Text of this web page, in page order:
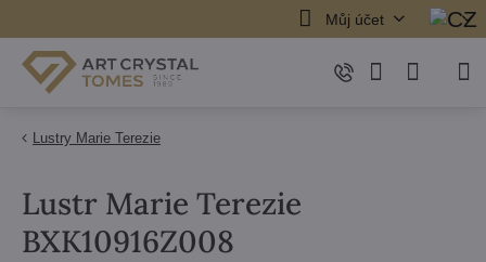
Můj účet
Lustry Marie Terezie
Lustr Marie Terezie
BXK10916Z008